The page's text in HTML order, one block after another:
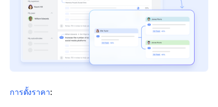
การตั้งราคา: